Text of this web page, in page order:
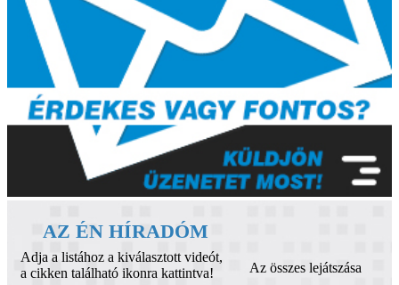
AZ ÉN HÍRADÓM
Adja a listához a kiválasztott videót,
a cikken található ikonra kattintva!
Az összes lejátszása